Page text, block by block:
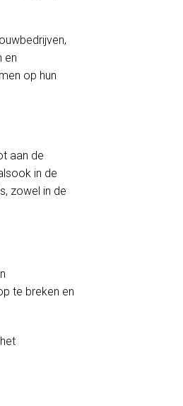
en
op hun
aan de
in de
zowel in de
te breken en